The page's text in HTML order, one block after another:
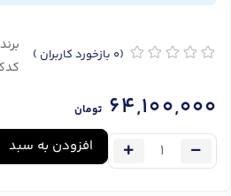
(0 بازخورد کاربران )
64,100,000 تومان
افزودن به سبد